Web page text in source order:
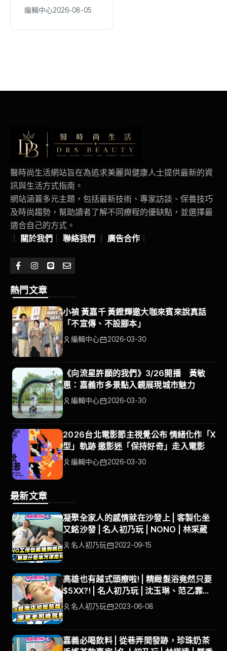
童謠 掀客語新風貌
編輯中心2026-08-05
醫時尚生活網站旨在為追求美麗與健康人士提供最新的資
訊與生活方式指南。
網站涵蓋多元主題，包括最新技術、專家訪談、保養技巧
及時尚趨勢，幫助讀者了解不同療程的優缺點，並選擇最
適合自己的方式。
關於我們 聯絡我們 廣告合作
熱門文章
小禎 黃嘉千 黃鐙輝邀大咖來賓來說真話
「不宣傳、不設腳本」
編輯中心 2026-03-30
《向流星許願的我們》3/26開播 黃敏
惠：嘉義市多景點入鏡展現城市魅力
編輯中心 2026-03-30
2026台北電影節主視覺公布 情緒化作「X
型」軌跡 邀影迷「保持好奇」走入電影
編輯中心 2026-03-30
最新文章
凝聚全家人的感情就在沙發上 | 客製化坐
又銘沙發 | 名人初乃玩 | NONO | 林采葳
名人初乃玩 2022-09-15
高雄也有越式頭療啦! | 精緻髮浴竟然只要
$5XX?! | 名人初乃玩 | 沈玉琳、范乙霏
ALBEE | #默 越式頭療會館
名人初乃玩 2023-06-08
嘉義必喝飲料 | 從巷弄間發跡，珍珠奶茶